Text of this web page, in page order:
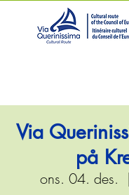
Via
på
ons. 04. des.
  |